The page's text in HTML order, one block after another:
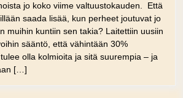
jo koko viime valtuustokauden. Että
saada lisää, kun perheet joutuvat jo
muihin kuntiin sen takia? Laitettiin uusiin
sääntö, että vähintään 30%
olla kolmioita ja sitä suurempia – ja
[…]